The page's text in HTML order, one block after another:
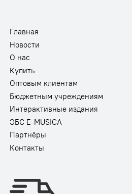
Главная
Новости
О нас
Купить
Оптовым клиентам
Бюджетным учреждениям
Интерактивные издания
ЭБС E-MUSICA
Партнёры
Контакты